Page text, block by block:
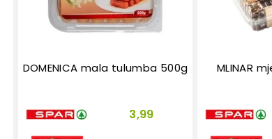
DOMENICA mala tulumba 500g
3,99
MLINAR